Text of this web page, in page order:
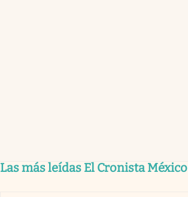
Las más leídas El Cronista México